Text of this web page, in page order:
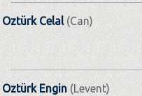
Oztürk Celal (Can)
Oztürk Engin(Levent)